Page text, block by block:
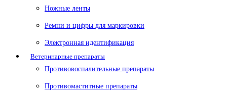
Ножные ленты
Ремни и цифры для маркировки
Электронная идентификация
Ветеринарные препараты
Противовоспалительные препараты
Противомаститные препараты